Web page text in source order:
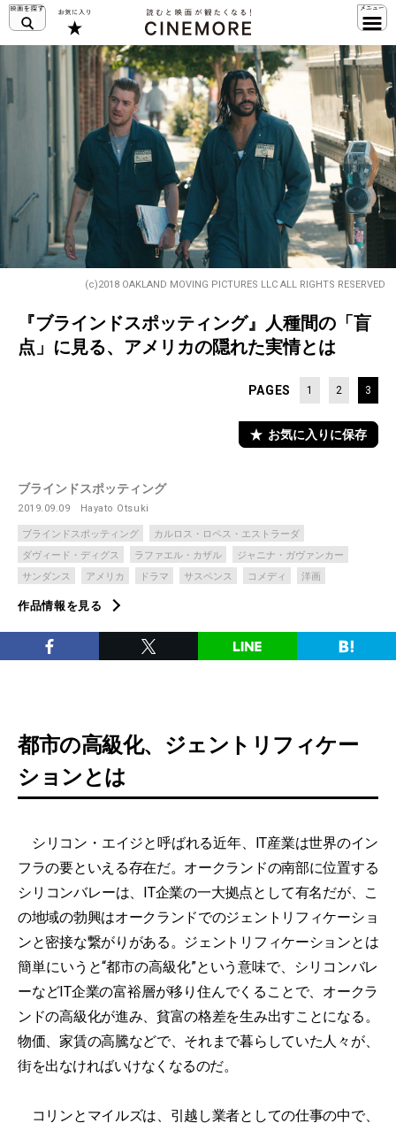
(c)2018 OAKLAND MOVING PICTURES LLC ALL RIGHTS RESERVED
『ブラインドスポッティング』人種間の「盲
点」に見る、アメリカの隠れた実情とは
PAGES 1 2 3
お気に入りに保存
ブラインドスポッティング
2019.09.09 Hayato Otsuki
ブラインドスポッティング
カルロス・ロペス・エストラーダ
ダヴィード・ディグス
ラファエル・カザル
ジャニナ・ガヴァンカー
サンダンス
アメリカ ドラマ サスペンス コメディ 洋画
作品情報を見る
都市の高級化、ジェントリフィケー
ションとは
シリコン・エイジと呼ばれる近年、IT産業は世界のイン
フラの要といえる存在だ。オークランドの南部に位置する
シリコンバレーは、IT企業の一大拠点として有名だが、こ
の地域の勃興はオークランドでのジェントリフィケーショ
ンと密接な繋がりがある。ジェントリフィケーションとは
簡単にいうと“都市の高級化”という意味で、シリコンバレ
ーなどIT企業の富裕層が移り住んでくることで、オークラ
ンドの高級化が進み、貧富の格差を生み出すことになる。
物価、家賃の高騰などで、それまで暮らしていた人々が、
街を出なければいけなくなるのだ。
コリンとマイルズは、引越し業者としての仕事の中で、